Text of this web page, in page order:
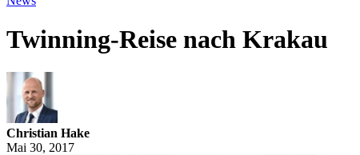
Twinning-Reise nach Krakau
Christian Hake
Mai 30, 2017